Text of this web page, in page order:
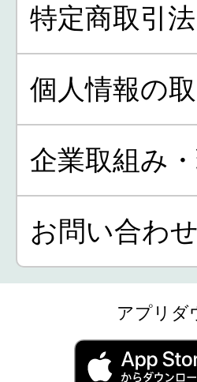
特定商取引
個人情報の
企業取組み
お問い合わせ
アプリダ